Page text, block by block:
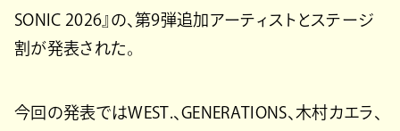
SONIC 2026』の、第9弾追加アーティストとステージ
割が発表された。
今回の発表ではWEST.、GENERATIONS、木村カエラ、